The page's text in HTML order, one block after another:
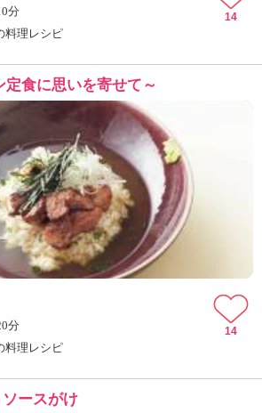
分
料理レシピ
14
食に思いを寄せて～
分
料理レシピ
14
ースがけ